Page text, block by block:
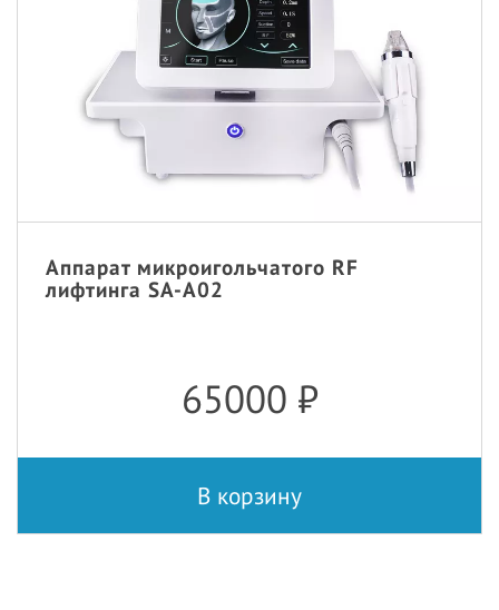
Аппарат микроигольчатого RF
лифтинга SA-A02
65000 ₽
В корзину